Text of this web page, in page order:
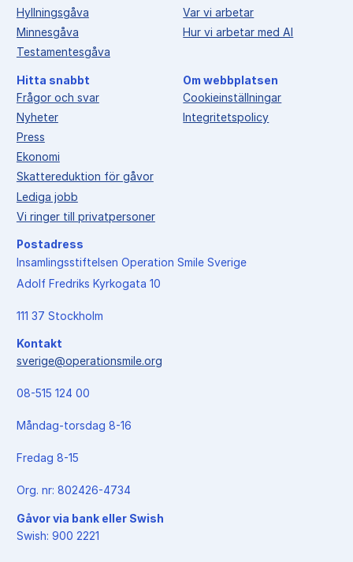
Hyllningsgåva
Minnesgåva
Testamentesgåva
Var vi arbetar
Hur vi arbetar med AI
Hitta snabbt
Frågor och svar
Nyheter
Press
Ekonomi
Skattereduktion för gåvor
Lediga jobb
Vi ringer till privatpersoner
Om webbplatsen
Cookieinställningar
Integritetspolicy
Postadress
Insamlingsstiftelsen Operation Smile Sverige
Adolf Fredriks Kyrkogata 10
111 37 Stockholm
Kontakt
sverige@operationsmile.org
08-515 124 00
Måndag-torsdag 8-16
Fredag 8-15
Org. nr: 802426-4734
Gåvor via bank eller Swish
Swish: 900 2221